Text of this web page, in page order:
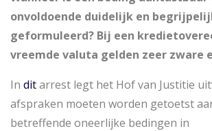
onvoldoende duidelijk en
geformuleerd? Bij een
vreemde valuta gelden zeer zware
In ditarrest legt het Hof van Justitie
afspraken moeten worden getoetst
betreffende oneerlijke bedingen in